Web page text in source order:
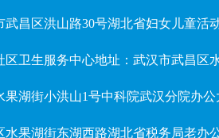
武昌区洪山路30号湖北省妇女儿童
区卫生服务中心地址：武汉市武昌区
果湖街小洪山1号中科院武汉分院办
水果湖街东湖西路湖北省税务局老办